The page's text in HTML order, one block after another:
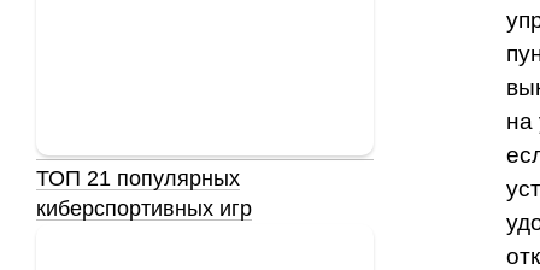
на
ТОП 21 популярных
киберспортивных игр